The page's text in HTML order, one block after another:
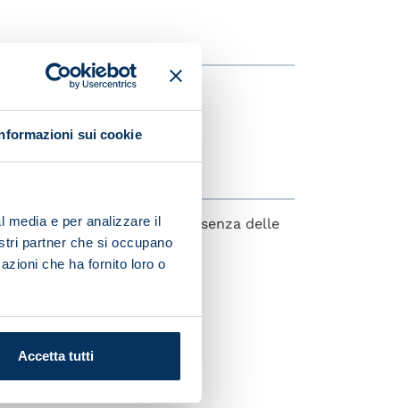
sui cookie
media e per analizzare il
partner che si occupano
che ha fornito loro o
Accetta tutti
si riconoscono dalla presenza delle